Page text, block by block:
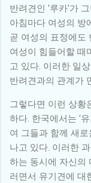
반려견인 '루카'가
아침마다 여성의 방
곧 여성의 표정에도
여성이 힘들어할 때
고 있다. 이러한 일
반려견과의 관계가
그렇다면 이런 상황
하다. 한국에서는 '
여 그들과 함께 새
나고 있다. 이러한
하는 동시에 자신의
러면서 유기견에 대